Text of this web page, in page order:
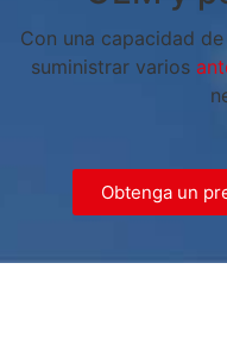
Con una capacidad
suministrar varios
Obtenga un